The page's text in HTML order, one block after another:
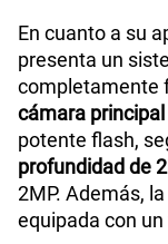
Paga solo
Paga solo
Bluetooth
Cámara de
En cuanto a su
presenta un
completamente
cámara
potente flash,
profundidad de
2MP. Además,
equipada con